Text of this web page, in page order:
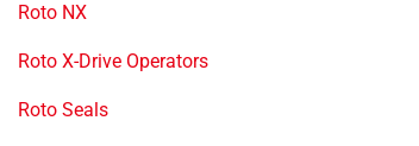
Roto NX
Roto X-Drive Operators
Roto Seals